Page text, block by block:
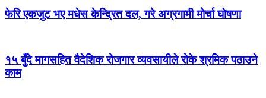
फेरि एकजुट भए मधेस केन्द्रित दल, गरे अग्रगामी मोर्चा घोषणा
१५ बुँदे मागसहित वैदेशिक रोजगार व्यवसायीले रोके श्रमिक पठाउने
काम